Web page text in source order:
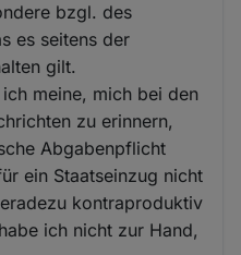
bzgl. des
es seitens der
gilt.
meine, mich bei den
zu erinnern,
Abgabenpflicht
ein Staatseinzug nicht
kontraproduktiv
ich nicht zur Hand,